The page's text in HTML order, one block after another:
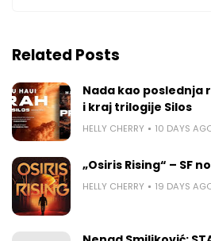
Related Posts
Nada kao poslednja
i kraj trilogije Silos
HELLY CHERRY 10 DAYS
„Osiris Rising“ – SF
HELLY CHERRY 19 DAYS